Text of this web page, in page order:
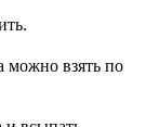
можно взять по